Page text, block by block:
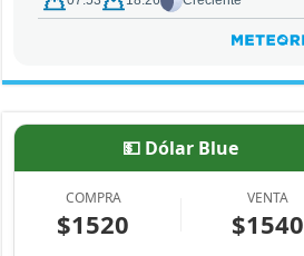
💵 Dólar Blue
COMPRA
$1520
VENTA
$1540